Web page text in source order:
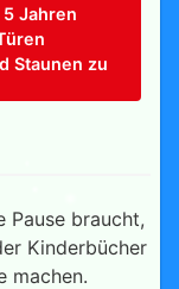
Jahren
Staunen zu
Pause braucht,
Kinderbücher
machen.